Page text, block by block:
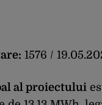
1576 /
al proiectului